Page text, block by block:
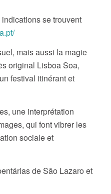
se trouvent
mais aussi la magie
original Lisboa Soa,
festival itinérant et
une interprétation
qui font vibrer les
sociale et
de São Lazaro et